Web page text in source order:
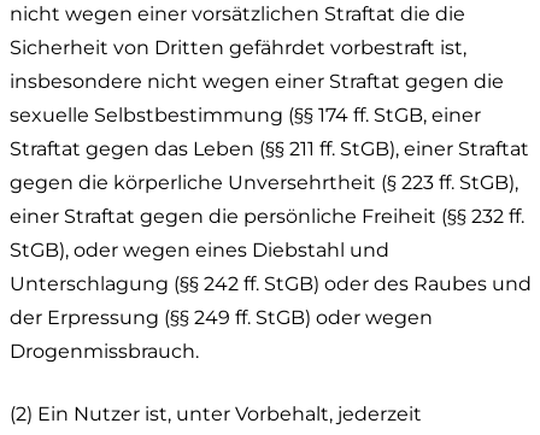
nicht wegen einer vorsätzlichen Straftat die die
Sicherheit von Dritten gefährdet vorbestraft ist,
insbesondere nicht wegen einer Straftat gegen die
sexuelle Selbstbestimmung (§§ 174 ff. StGB, einer
Straftat gegen das Leben (§§ 211 ff. StGB), einer Straftat
gegen die körperliche Unversehrtheit (§ 223 ff. StGB),
einer Straftat gegen die persönliche Freiheit (§§ 232 ff.
StGB), oder wegen eines Diebstahl und
Unterschlagung (§§ 242 ff. StGB) oder des Raubes und
der Erpressung (§§ 249 ff. StGB) oder wegen
Drogenmissbrauch.
(2) Ein Nutzer ist, unter Vorbehalt, jederzeit